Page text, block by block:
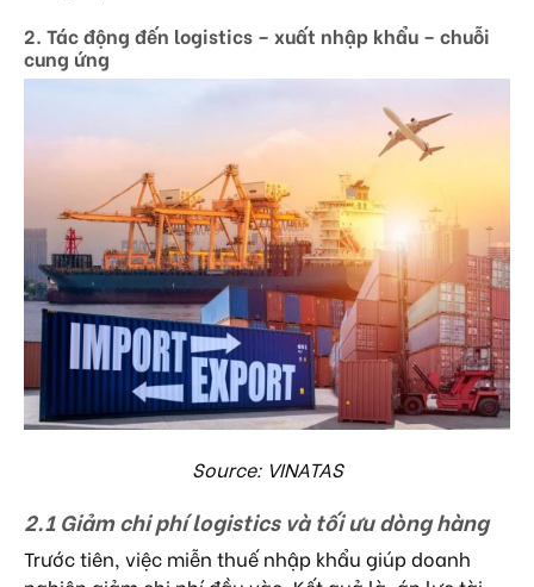
2. Tác động đến logistics – xuất nhập khẩu – chuỗi
cung ứng
Source: VINATAS
2.1 Giảm chi phí logistics và tối ưu dòng hàng
Trước tiên, việc miễn thuế nhập khẩu giúp doanh